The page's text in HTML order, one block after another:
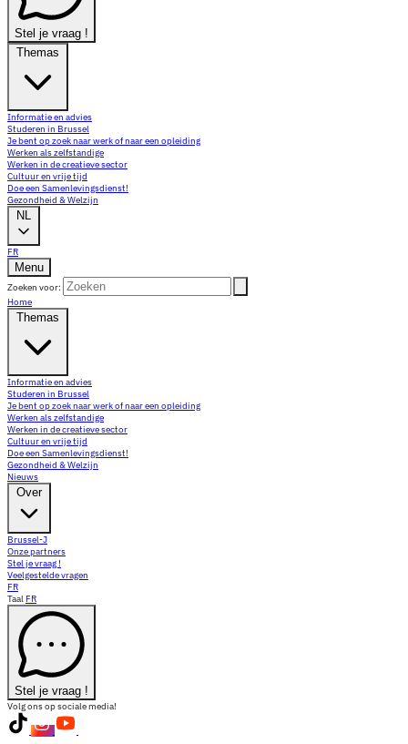
Stel je vraag !
Themas
Informatie en advies
Studeren in Brussel
Je bent op zoek naar werk of naar een opleiding
Werken als zelfstandige
Werken in de creatieve sector
Cultuur en vrije tijd
Doe een Samenlevingsdienst!
Gezondheid & Welzijn
NL
FR
Menu
Zoeken voor:
Home
Themas
Informatie en advies
Studeren in Brussel
Je bent op zoek naar werk of naar een opleiding
Werken als zelfstandige
Werken in de creatieve sector
Cultuur en vrije tijd
Doe een Samenlevingsdienst!
Gezondheid & Welzijn
Nieuws
Over
Brussel-J
Onze partners
Stel je vraag !
Veelgestelde vragen
FR
Taal FR
Stel je vraag !
Volg ons op sociale media!